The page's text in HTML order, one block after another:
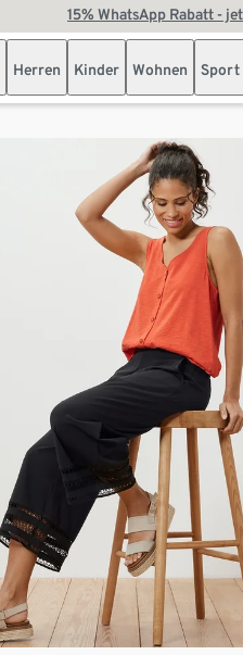
15% WhatsApp Rabatt -
Herren Kinder Wohnen Sport